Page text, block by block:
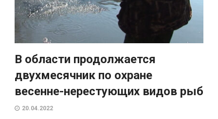
В области продолжается
двухмесячник по охране
весенне-нерестующих видов рыб
20.04.2022